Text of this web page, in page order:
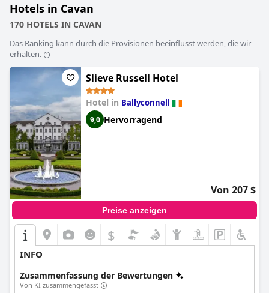
Hotels in Cavan
170 HOTELS IN CAVAN
Das Ranking kann durch die Provisionen beeinflusst werden, die wir
erhalten.
Slieve Russell Hotel
Hotel in Ballyconnell
9,0 Hervorragend
Von 207 $
Preise anzeigen
$
INFO
Zusammenfassung der Bewertungen
Von KI zusammengefasst